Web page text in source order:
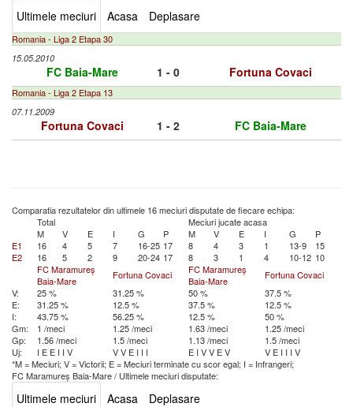
Ultimele meciuri Acasa Deplasare
Romania - Liga 2 Etapa 30
15.05.2010
FC Baia-Mare 1 - 0 Fortuna Covaci
Romania - Liga 2 Etapa 13
07.11.2009
Fortuna Covaci 1 - 2 FC Baia-Mare
Comparatia rezultatelor din ultimele 16 meciuri disputate de fiecare echipa:
Total
Meciuri jucate acasa
M
V E I G P M V E I G
P
E1
16 4 5 7 16-25 17 8 4 3 1 13-9
15
E2
16 5 2 9 20-24 17 8 3 1 4 10-12 10
FC Maramureș
Baia-Mare
Fortuna Covaci
FC Maramureș
Baia-Mare
Fortuna Covaci
V:
25 % 31.25 % 50 %
37.5 %
E:
31.25 % 12.5 % 37.5 %
12.5 %
I:
43.75 % 56.25 % 12.5 %
50 %
Gm:
1 /meci 1.25 /meci 1.63 /meci
1.25 /meci
Gp:
1.56 /meci 1.5 /meci 1.13 /meci
1.5 /meci
Uj:
I E E I I V VV E I I I E I VV EV V E I I I V
*M = Meciuri; V = Victorii; E = Meciuri terminate cu scor egal; I = Infrangeri;
FC Maramureș Baia-Mare/ Ultimele meciuri disputate:
Ultimele meciuri Acasa Deplasare